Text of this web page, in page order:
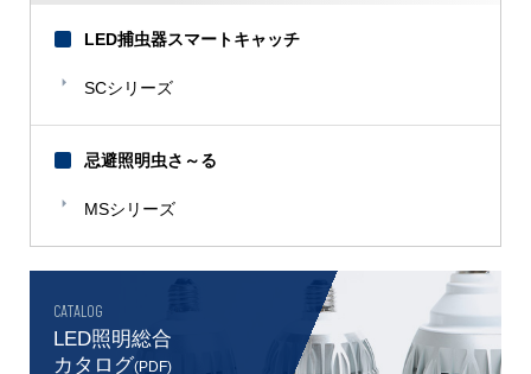
LED捕虫器スマートキャッチ
SCシリーズ
忌避照明虫さ～る
MSシリーズ
CATALOG
LED照明総合
カタログ(PDF)